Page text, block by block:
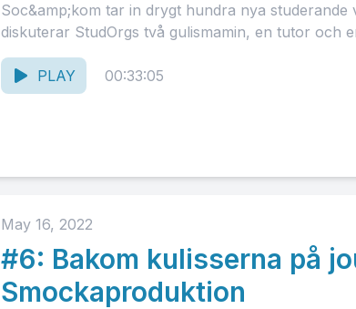
Soc&amp;kom tar in drygt hundra nya studerande
diskuterar StudOrgs två gulismamin, en tutor och
PLAY 00:33:05
May 16, 2022
#6: Bakom kulisserna på
Smockaproduktion